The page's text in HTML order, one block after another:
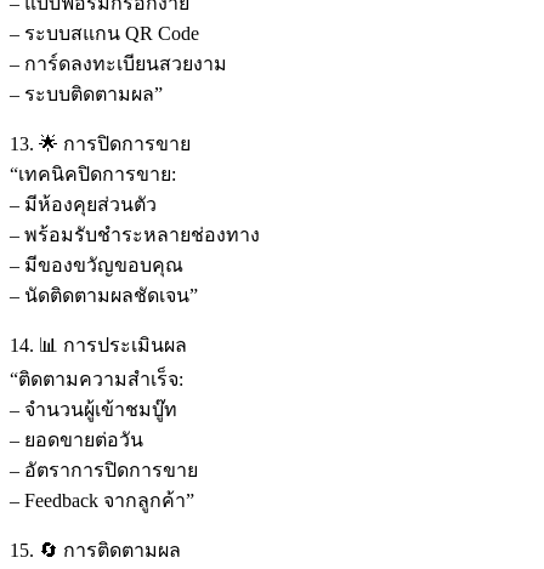
– ระบบสแกน QR Code
– การ์ดลงทะเบียนสวยงาม
– ระบบติดตามผล”
13. 🌟 การปิดการขาย
“เทคนิคปิดการขาย:
– มีห้องคุยส่วนตัว
– พร้อมรับชำระหลายช่องทาง
– มีของขวัญขอบคุณ
– นัดติดตามผลชัดเจน”
14. 📊 การประเมินผล
“ติดตามความสำเร็จ:
– จำนวนผู้เข้าชมบู๊ท
– ยอดขายต่อวัน
– อัตราการปิดการขาย
– Feedback จากลูกค้า”
15. 🔄 การติดตามผล